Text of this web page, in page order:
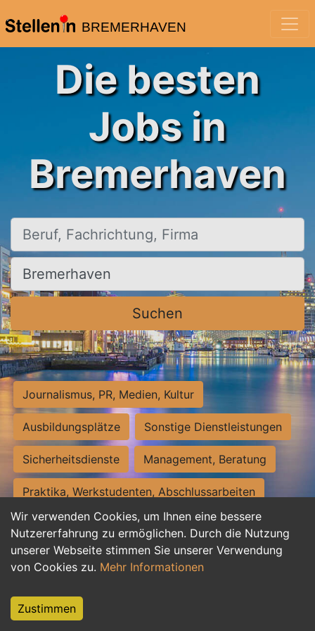
BREMERHAVEN
Wir verwenden Cookies, um Ihnen eine bessere
Nutzererfahrung zu ermöglichen. Durch die Nutzung
unserer Webseite stimmen Sie unserer Verwendung
von Cookies zu. Mehr Informationen
Zustimmen
Die besten
Jobs in
Bremerhaven
Beruf, Fachrichtung, Firma
Ort, Stadt
Suchen
Journalismus, PR, Medien, Kultur
Ausbildungsplätze Sonstige Dienstleistungen
Sicherheitsdienste Management, Beratung
Praktika, Werkstudenten, Abschlussarbeiten
Personalwesen Assistenz, Sekretariat
Hilfskräfte, Aushilfs- und Nebenjobs
Weiterbildung, Studium, duale Ausbildung